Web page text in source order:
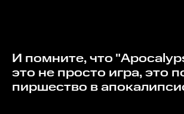
И помните, что "Apocalypse Party" -
это не просто игра, это
пиршество в